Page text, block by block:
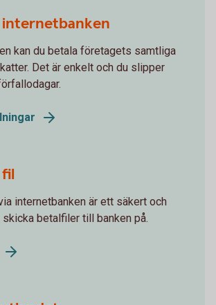
internetbanken
kan du betala företagets samtliga
Det är enkelt och du slipper
internetbanken är ett säkert och
betalfiler till banken på.